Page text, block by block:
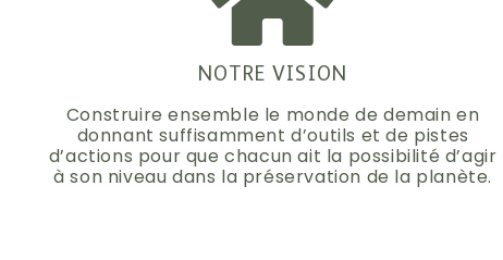
NOTRE VISION
Construire ensemble le monde de demain en
donnant suffisamment d’outils et de pistes
d’actions pour que chacun ait la possibilité d’agir
à son niveau dans la préservation de la planète.